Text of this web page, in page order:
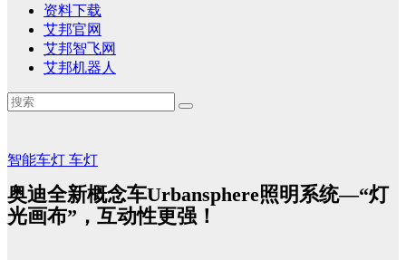
资料下载
艾邦官网
艾邦智飞网
艾邦机器人
智能车灯 车灯
奥迪全新概念车Urbansphere照明系统—“灯
光画布”，互动性更强！